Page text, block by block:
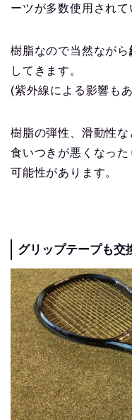
ーツが多数使用されて
樹脂なので当然ながら
してきます。
(紫外線による影響も
樹脂の弾性、滑動性
食いつきが悪くなっ
可能性があります。
グリップテープも交